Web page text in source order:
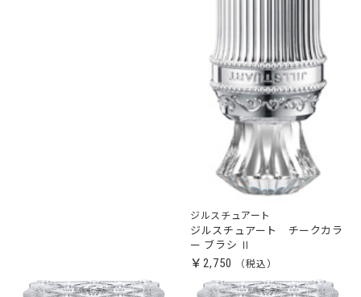
ジルスチュアート
ジルスチュアート チークカラ
ー ブラシ Ⅱ
￥2,750